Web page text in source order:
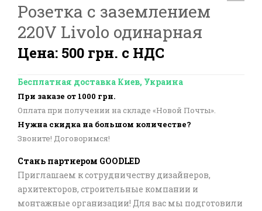
Розетка с заземлением
220V Livolo одинарная
Цена: 500 грн. с НДС
Бесплатная доставка Киев, Украина
При заказе от 1000 грн.
Оплата при получении на складе «Новой Почты».
Нужна скидка на большом количестве?
Звоните! Договоримся!
Стань партнером GOODLED
Приглашаем к сотрудничеству дизайнеров,
архитекторов, строительные компании и
монтажные организации! Для вас мы подготовили